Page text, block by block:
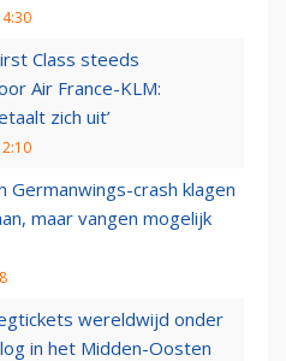
Class steeds
Air France-KLM:
zich uit’
Germanwings-crash klagen
maar vangen mogelijk
wereldwijd onder
in het Midden-Oosten